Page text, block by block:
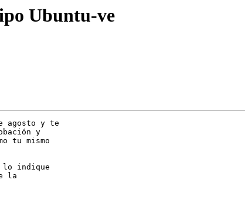
Ubuntu-ve
agosto y te
y
tu mismo
lo indique
la